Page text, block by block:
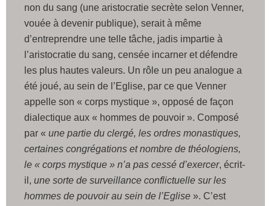
non du sang (une aristocratie secrète selon Venner,
vouée à devenir publique), serait à même
d’entreprendre une telle tâche, jadis impartie à
l’aristocratie du sang, censée incarner et défendre
les plus hautes valeurs. Un rôle un peu analogue a
été joué, au sein de l’Eglise, par ce que Venner
appelle son « corps mystique », opposé de façon
dialectique aux « hommes de pouvoir ». Composé
par « une partie du clergé, les ordres monastiques,
certaines congrégations et nombre de théologiens,
le « corps mystique » n’a pas cessé d’exercer, écrit-
il, une sorte de surveillance conflictuelle sur les
hommes de pouvoir au sein de l’Eglise ». C’est